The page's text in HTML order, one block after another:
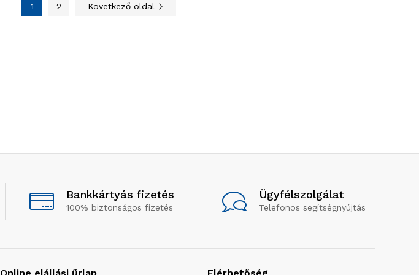
1 2 Következő oldal
Bankkártyás fizetés
100% biztonságos fizetés
Ügyfélszolgálat
Telefonos segítségnyújtás